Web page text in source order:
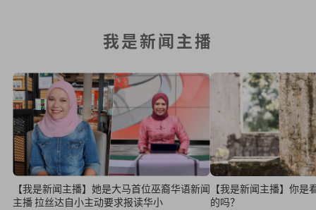
我是新闻主播
【我是新闻主播】她是大马首位巫裔华语新闻
主播 拉丝达自小主动要求报读华小
【我是新闻主播】你
的吗？